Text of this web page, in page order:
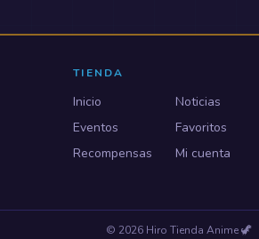
TIENDA
Inicio
Noticias
Eventos
Favoritos
Recompensas
Mi cuenta
© 2026 Hiro Tienda Anime🦖